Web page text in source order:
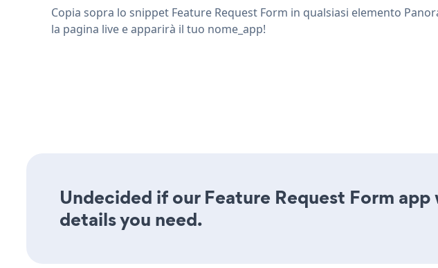
Copia sopra lo snippet Feature Request Form in qualsiasi elemento
la pagina live e apparirà il tuo nome_app!
Undecided if our Feature Request Form
details you need.